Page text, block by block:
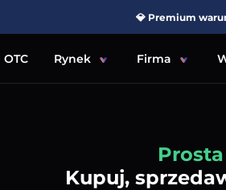
💎 Premium
OTC Rynek Firma
Prosta
Kupuj,